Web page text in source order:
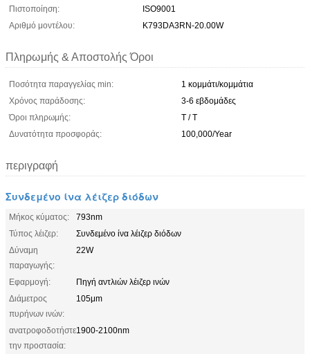
Πιστοποίηση:
ISO9001
Αριθμό μοντέλου:
K793DA3RN-20.00W
Πληρωμής & Αποστολής Όροι
Ποσότητα παραγγελίας min:
1 κομμάτι/κομμάτια
Χρόνος παράδοσης:
3-6 εβδομάδες
Όροι πληρωμής:
T / T
Δυνατότητα προσφοράς:
100,000/Year
περιγραφή
Συνδεμένο ίνα λέιζερ διόδων
Μήκος κύματος:
793nm
Τύπος λέιζερ:
Συνδεμένο ίνα λέιζερ διόδων
Δύναμη
παραγωγής:
22W
Εφαρμογή:
Πηγή αντλιών λέιζερ ινών
Διάμετρος
πυρήνων ινών:
105μm
ανατροφοδοτήστε
την προστασία:
1900-2100nm